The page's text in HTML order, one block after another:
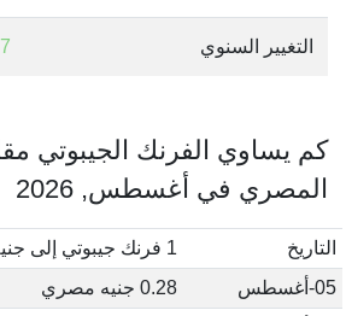
التغيير السنوي
كم يساوي الفرنك الجيبوتي
المصري في أغسطس, 2026
التاريخ
1 فرنك جيبوتي إلى جنيه مصري
05-أغسطس
0.28 جنيه مصري